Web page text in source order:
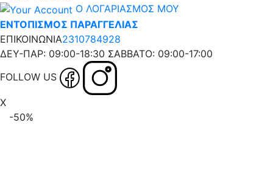
Ο ΛΟΓΑΡΙΑΣΜΟΣ ΜΟΥ
ΕΝΤΟΠΙΣΜΟΣ ΠΑΡΑΓΓΕΛΙΑΣ
ΕΠΙΚΟΙΝΩΝΙΑ2310784928
ΔΕΥ-ΠΑΡ: 09:00-18:30 ΣΑΒΒΑΤΟ: 09:00-17:00
FOLLOW US
X
-50%